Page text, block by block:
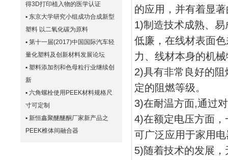
得3D打印植入物的医学认证
▪ 东京大学研究小组成功合成新型
塑料 以二氧化碳为原料
▪ 第十一届(2017)中国国际汽车轻
量化塑料及创新材料发展论坛
▪ 塑料添加剂和色母粒行业继续创
新
▪ 六角螺栓使用PEEK材料规格尺
寸可定制
▪ 新恒鑫聚醚醚酮厂家新产品之
PEEK椎体间融合器
的应用，并有着显
1)制造技术成熟、
低廉，在线材表面
力、线材本身的机
2)具有非常良好的
定的阻燃等级。
3)在耐温方面,通过
4)在额定电压方面
可广泛应用于家用
5)随着技术的发展